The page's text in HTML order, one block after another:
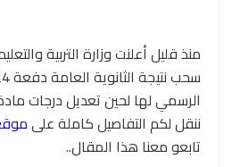
منذ قليل أعلنت وزارة التربية
الرسمي لها لحين تعديل درجات
ننقل لكم التفاصيل كاملة على
تابعو معنا هذا المقال..